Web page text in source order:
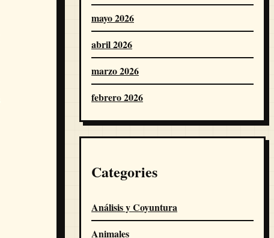
mayo 2026
abril 2026
marzo 2026
febrero 2026
Categories
Análisis y Coyuntura
Animales